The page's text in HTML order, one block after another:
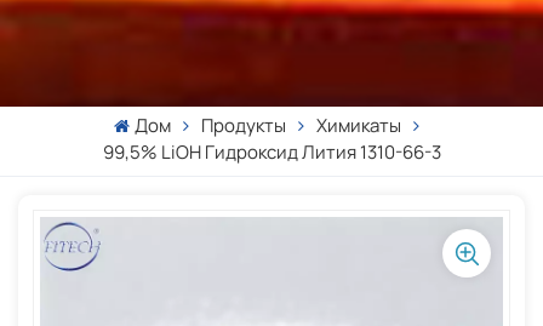
Дом Продукты
Химикаты
99,5% LiOH Гидроксид Лития 1310-66-3